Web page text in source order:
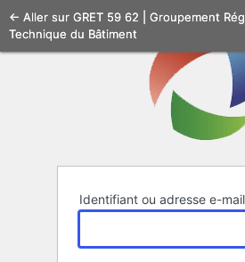
Se
connecter
Identifiant ou adresse e-mail
← Aller sur GRET 59 62 | Groupement
Technique du Bâtiment